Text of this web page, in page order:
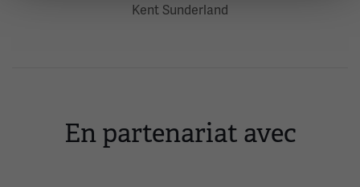
Kent Sunderland
En partenariat avec